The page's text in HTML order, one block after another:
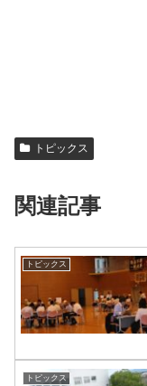
トピックス
関連記事
トピックス
トピックス